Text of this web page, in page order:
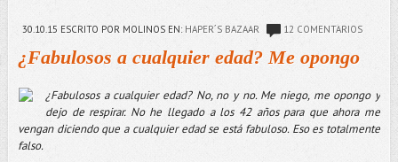
30.10.15 ESCRITO POR MOLINOS EN: HAPER´S BAZAAR 12 COMENTARIOS
¿Fabulosos a cualquier edad? Me opongo
¿Fabulosos a cualquier edad? No, no y no. Me niego, me opongo y
dejo de respirar. No he llegado a los 42 años para que ahora me
vengan diciendo que a cualquier edad se está fabuloso. Eso es totalmente
falso.